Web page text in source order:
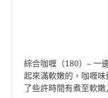
綜合咖喱（180） – 一
起來滿軟嫩的，咖喱
了些許時間有煮至軟嫩